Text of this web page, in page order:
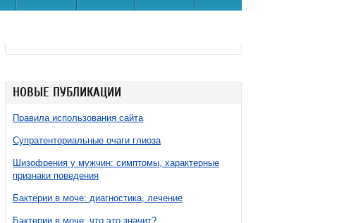
НОВЫЕ ПУБЛИКАЦИИ
Правила использования сайта
Супратенториальные очаги глиоза
Шизофрения у мужчин: симптомы, характерные
признаки поведения
Бактерии в моче: диагностика, лечение
Бактерии в моче: что это значит?